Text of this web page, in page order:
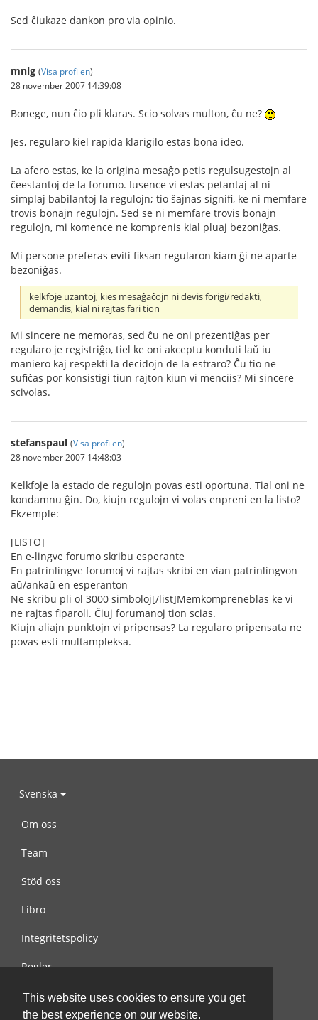
This website uses cookies to ensure you get
the best experience on our website.
Sed ĉiukaze dankon pro via opinio.
mnlg (Visa profilen)
28 november 2007 14:39:08
Bonege, nun ĉio pli klaras. Scio solvas multon, ĉu ne?
Jes, regularo kiel rapida klarigilo estas bona ideo.
La afero estas, ke la origina mesaĝo petis regulsugestojn al
ĉeestantoj de la forumo. Iusence vi estas petantaj al ni
simplaj babilantoj la regulojn; tio ŝajnas signifi, ke ni memfare
trovis bonajn regulojn. Sed se ni memfare trovis bonajn
regulojn, mi komence ne komprenis kial pluaj bezoniĝas.
Mi persone preferas eviti fiksan regularon kiam ĝi ne aparte
bezoniĝas.
kelkfoje uzantoj, kies mesaĝaĉojn ni devis forigi/redakti,
demandis, kial ni rajtas fari tion
Mi sincere ne memoras, sed ĉu ne oni prezentiĝas per
regularo je registriĝo, tiel ke oni akceptu konduti laŭ iu
maniero kaj respekti la decidojn de la estraro? Ĉu tio ne
sufiĉas por konsistigi tiun rajton kiun vi menciis? Mi sincere
scivolas.
stefanspaul (Visa profilen)
28 november 2007 14:48:03
Kelkfoje la estado de regulojn povas esti oportuna. Tial oni ne
kondamnu ĝin. Do, kiujn regulojn vi volas enpreni en la listo?
Ekzemple:
[LISTO]
En e-lingve forumo skribu esperante
En patrinlingve forumoj vi rajtas skribi en vian patrinlingvon
aŭ/ankaŭ en esperanton
Ne skribu pli ol 3000 simboloj[/list]Memkompreneblas ke vi
ne rajtas fiparoli. Ĉiuj forumanoj tion scias.
Kiujn aliajn punktojn vi pripensas? La regularo pripensata ne
povas esti multampleksa.
Svenska
Om oss
Team
Stöd oss
Libro
Integritetspolicy
Regler
Kontakta oss